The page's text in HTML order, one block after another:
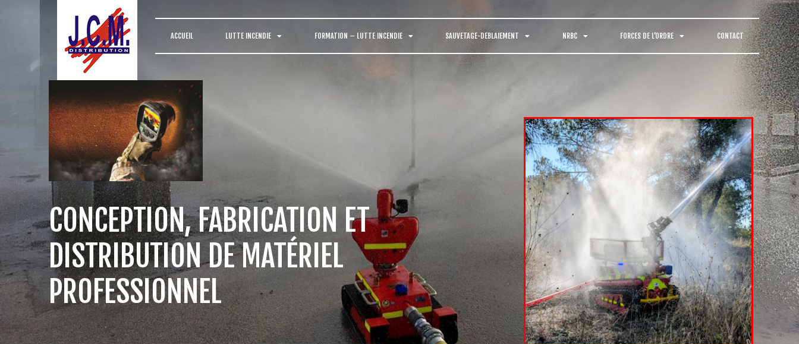
ACCUEIL LUTTE INCENDIE FORMATION – LUTTE INCENDIE SAUVETAGE-DEBLAIEMENT NRBC FORCES DE L’ORDRE CONTACT
CONCEPTION, FABRICATION ET
DISTRIBUTION DE MATÉRIEL
PROFESSIONNEL